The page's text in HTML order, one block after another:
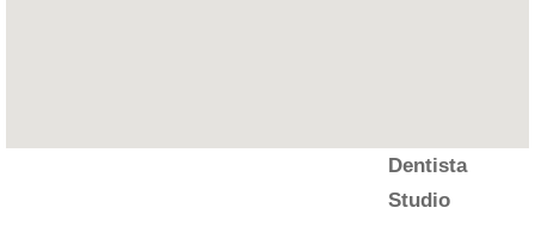
Dentista
Studio